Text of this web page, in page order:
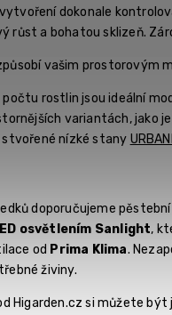
dokonale
růst a bohatou sklizeň.
vašim prostorovým
rostlin jsou ideální
variantách, jako je
stvořené nízké stany
doporučujeme
osvětlením Sanlight,
od Prima Klima.
živiny.
Higarden.cz si můžete